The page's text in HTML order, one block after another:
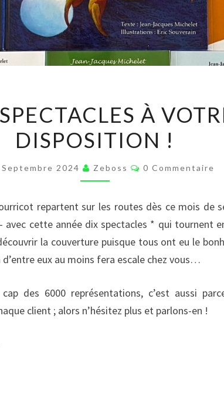
SPECTACLES
À
VOTRE
DISPOSITION
À
DISPOSITION !
Septembre 2024 Zeboss Commentaires
0 Commentaire
repartent sur les routes dès ce mois de
avec cette année dix spectacles * qui tournent
la couverture puisque tous ont eu le
d’entre eux au moins fera escale chez vous…
des 6000 représentations, c’est aussi
client ; alors n’hésitez plus et parlons-en !